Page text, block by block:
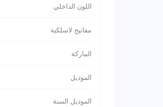
اللون الداخلي
مفاتيح لاسلكية
الماركة
الموديل
الموديل السنة